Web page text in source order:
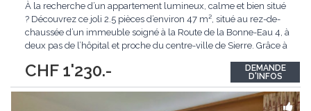
CHF 1'230.-
À la recherche d’un appartement lumineux, calme et bien situé
? Découvrez ce joli 2.5 pièces d’environ 47 m², situé au rez-de-
chaussée d’un immeuble soigné à la Route de la Bonne-Eau 4, à
deux pas de l’hôpital et proche du centre-ville de Sierre. Grâce à
extérieur pour profiter du soleil en toute tranquillité. Un...
DEMANDE
D'INFOS